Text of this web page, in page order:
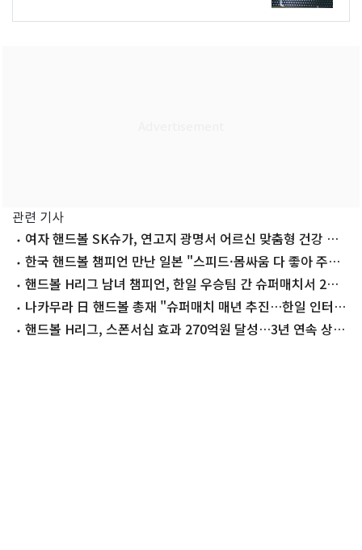
관련 기사
여자 핸드볼 SK슈가, 연고지 광명서 어르신 맞춤형 건강 특
강 한국 핸드볼 챔피언 만난 일본 "스피드·몸싸움 다 좋아 주눅
들었다"
핸드볼 H리그 남녀 챔피언, 한일 우승팀 간 슈퍼매치서 2전
전승(종합)
나카무라 日 핸드볼 총재 "슈퍼매치 매년 추진…한일 인터리
그 구상"
핸드볼 H리그, 스폰서십 효과 270억원 달성…3년 연속 상승